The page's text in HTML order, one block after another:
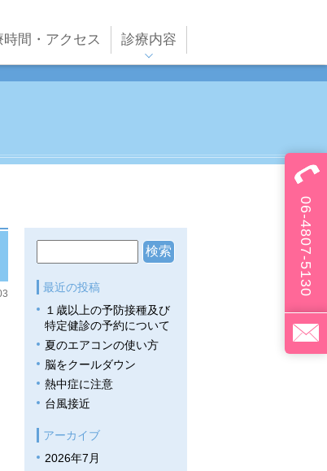
時間・アクセス 診療内容
小児科
乳幼児健診・その他検
バイオメディカル
プラセンタ・点滴療法
その他自費診療
最近の投稿
１歳以上の予防接種及び
特定健診の予約について
夏のエアコンの使い方
脳をクールダウン
熱中症に注意
台風接近
アーカイブ
2026年7月
06-4807-5130